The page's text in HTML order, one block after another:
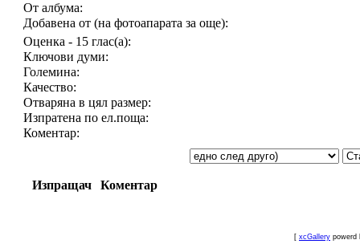
От албума:
Добавена от (на фотоапарата за още):
Оценка - 15 глас(а):
Ключови думи:
Големина:
Качество:
Отваряна в цял размер:
Изпратена по ел.поща:
Коментар:
Изпращач Коментар
[ xcGallery